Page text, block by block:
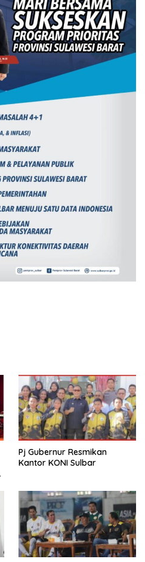
Pj Gubernur Resmikan
Kantor KONI Sulbar